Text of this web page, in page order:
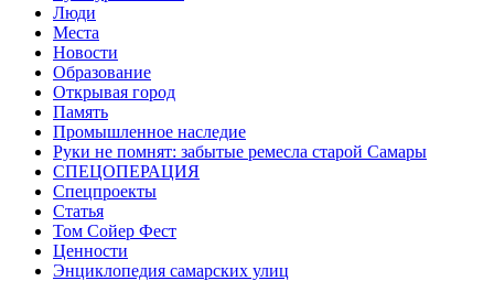
Люди
Места
Новости
Образование
Открывая город
Память
Промышленное наследие
Руки не помнят: забытые ремесла старой Самары
СПЕЦОПЕРАЦИЯ
Спецпроекты
Статья
Том Сойер Фест
Ценности
Энциклопедия самарских улиц